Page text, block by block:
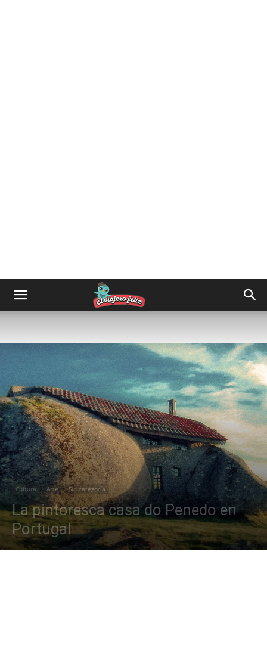
Cultura Arte Sin categoría
La pintoresca casa do Penedo en
Portugal